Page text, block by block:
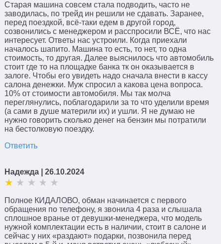
Старая машина совсем стала подводить, часто не
заводилась, по трейд ин решили не сдавать. Заранее,
перед поездкой, всё-таки едем в другой город,
созвонились с менеджером и расспросили ВСЁ, что нас
интересует. Ответы нас устроили. Когда приехали
началось шапито. Машина то есть, то нет, то одна
стоимость, то другая. Далее выяснилось что автомобиль
стоит где то на площадке банка тк он оказывается в
залоге. Чтобы его увидеть надо сначала внести в кассу
салона денежки. Муж спросил а какова цена вопроса.
10% от стоимости автомобиля. Мы так молча
переглянулись, поблагодарили за то что уделили время
(а сами в душе материли их) и ушли. Я не думаю не
нужно говорить сколько денег на бензин мы потратили
на бестолковую поездку.
Ответить
Надежда | 26.10.2024
Полное КИДАЛОВО, обман начинается с первого
обращения по телефону, я звонила 4 раза и слышала
сплошное вранье от девушки-менеджера, что модель
нужной комплектации есть в наличии, стоит в салоне и
сейчас у них «раздают» подарки, позвонила перед